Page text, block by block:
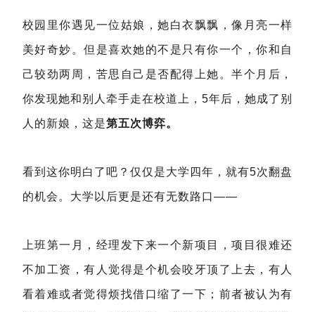
校园里你遇见一位姑娘，她白衣飘飘，像月亮一样
美好奇妙。但是喜欢她的不是只有你一个，你和自
己较劲两周，苦思自己是否配得上她。半个月 后，
你发现她和别人牵手走在校道上，5年后，她成了别
人的新娘，这是第五次博弈。
看到这你明白了吧？仅仅是大学四年，就有5次翻盘
的机会。大学以后更是还有无数路口——
上班第一月，经理发下来一个新项目，项目很难还
不加工资，有人觉得是个机会咬牙顶了上去，有人
看着难或者觉得烦找借口缩了一下；前者被认为有